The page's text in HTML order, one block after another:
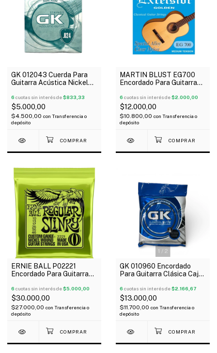
GK 012043 Cuerda Para
Guitarra Acústica Nickel
6 cuotas sin interés de$833,33
$5.000,00
$4.500,00 con Transferencia o
depósito
MARTIN BLUST EG700
Encordado Para Guitarra
Media
6 cuotas sin interés de$2.000,00
$12.000,00
$10.800,00 con Transferencia o
depósito
ERNIE BALL P02221
Encordado Para Guitarra
010-046
6 cuotas sin interés de$5.000,00
$30.000,00
$27.000,00 con Transferencia o
depósito
1 / 2
GK 010960 Encordado
Para Guitarra Clásica Caja
6 cuotas sin interés de$2.166,67
$13.000,00
$11.700,00 con Transferencia o
depósito